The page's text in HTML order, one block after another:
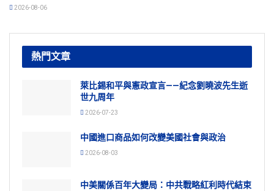
2026-08-06
熱門文章
萊比錫和平與憲政宣言——紀念劉曉波先生逝
世九周年
2026-07-23
中國進口商品如何改變美國社會與政治
2026-08-03
中美關係百年大變局：中共戰略紅利時代結束